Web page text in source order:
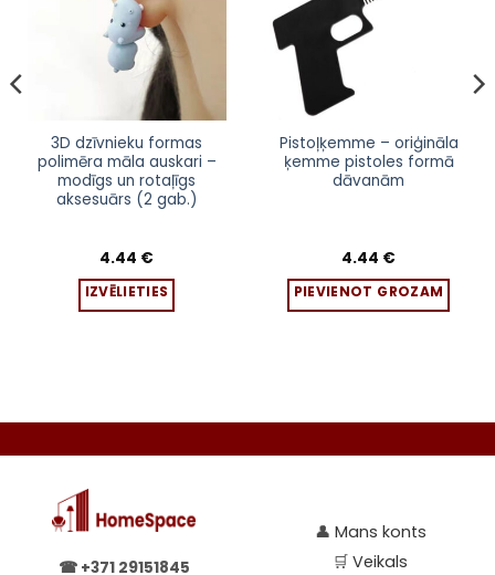
3D dzīvnieku formas
polimēra māla auskari –
modīgs un rotaļīgs
aksesuārs (2 gab.)
4.44 €
IZVĒLIETIES
This
product
multiple
options
product
Pistoļķemme – oriģināla
ķemme pistoles formā
dāvanām
4.44 €
PIEVIENOT GROZAM
☎ +371 29151845
👤 Mans konts
🛒Veikals